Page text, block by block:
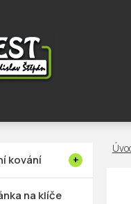
kování
na klíče